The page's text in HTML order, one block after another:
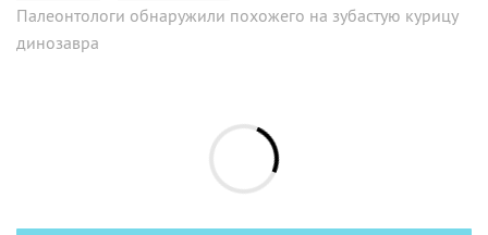
Палеонтологи обнаружили похожего на зубастую курицу
динозавра